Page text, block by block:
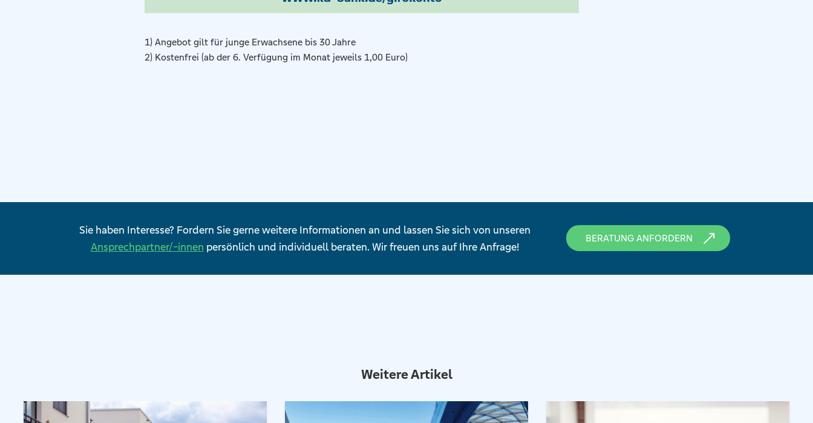
1) Angebot gilt für junge Erwachsene bis 30 Jahre
2) Kostenfrei (ab der 6. Verfügung im Monat jeweils 1,00 Euro)
Sie haben Interesse? Fordern Sie gerne weitere Informationen an und lassen Sie sich von unseren
Ansprechpartner/-innen persönlich und individuell beraten. Wir freuen uns auf Ihre Anfrage!
BERATUNG ANFORDERN
Weitere Artikel